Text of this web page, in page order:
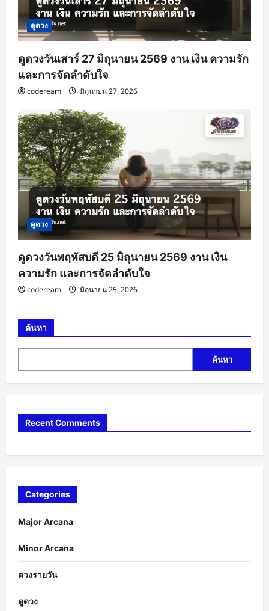
ดูดวง
ดูดวงวันเสาร์ 27 มิถุนายน 2569 งาน เงิน ความรัก
และการจัดลำดับใจ
codeream มิถุนายน 27, 2026
ดูดวง
ดูดวงวันพฤหัสบดี 25 มิถุนายน 2569 งาน เงิน
ความรัก และการจัดลำดับใจ
codeream มิถุนายน 25, 2026
ค้นหา
ค้นหา
Recent Comments
Categories
Major Arcana
Minor Arcana
ดวงรายวัน
ดูดวง